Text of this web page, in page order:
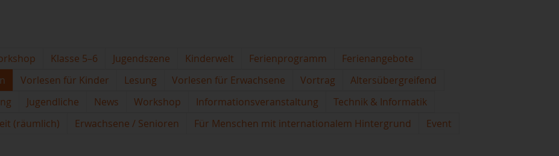
Klasse 5–6 Jugendszene Kinderwelt Ferienprogramm
Ferienangebote
Vorlesen für Kinder Lesung Vorlesen für Erwachsene Vortrag
Altersübergreifend
Jugendliche News Workshop Informationsveranstaltung
Technik & Informatik
(räumlich) Erwachsene / Senioren Für Menschen mit internationalem Hintergrund
Event